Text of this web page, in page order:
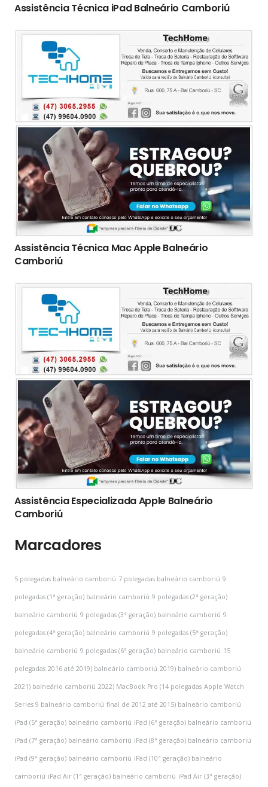
Assistência Técnica iPad Balneário Camboriú
Assistência Técnica Mac Apple Balneário
Camboriú
Assistência Especializada Apple Balneário
Camboriú
Marcadores
5 polegadas balneário camboriú 7 polegadas balneário camboriú 9
polegadas (1ª geração) balneário camboriú 9 polegadas (2ª geração)
balneário camboriú 9 polegadas (3ª geração) balneário camboriú 9
polegadas (4ª geração) balneário camboriú 9 polegadas (5ª geração)
balneário camboriú 9 polegadas (6ª geração) balneário camboriú 15
polegadas 2016 até 2019) balneário camboriú 2019) balneário camboriú
2021) balneário camboriú 2022) MacBook Pro (14 polegadas Apple Watch
Series 9 balneário camboriú final de 2012 até 2015) balneário camboriú
iPad (5ª geração) balneário camboriú iPad (6ª geração) balneário camboriú
iPad (7ª geração) balneário camboriú iPad (8ª geração) balneário camboriú
iPad (9ª geração) balneário camboriú iPad (10ª geração) balneário
camboriú iPad Air (1ª geração) balneário camboriú iPad Air (3ª geração)